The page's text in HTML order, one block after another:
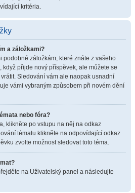
kritéria.
a záložkami?
podobné záložkám, které znáte z vašeho
přijde nový příspěvek, ale můžete se
Sledování vám ale naopak usnadní
vámi vybraným způsobem při novém dění
nebo fóra?
klikněte po vstupu na něj na odkaz
tématu klikněte na odpovídající odkaz
zvolte možnost sledovat toto téma.
na Uživatelský panel a následujte